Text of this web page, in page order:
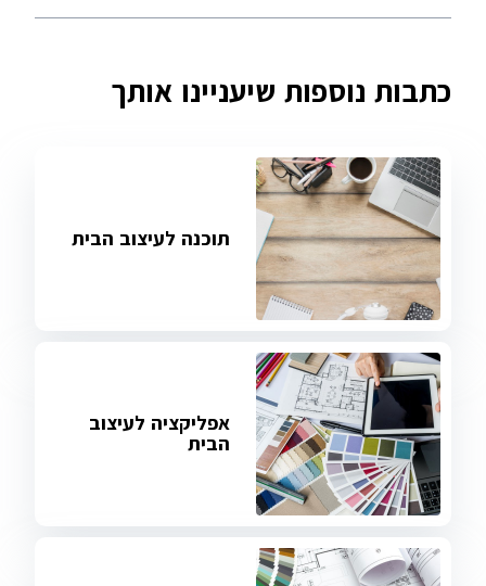
כתבות נוספות שיעניינו אותך
תוכנה לעיצוב הבית
אפליקציה לעיצוב
הבית